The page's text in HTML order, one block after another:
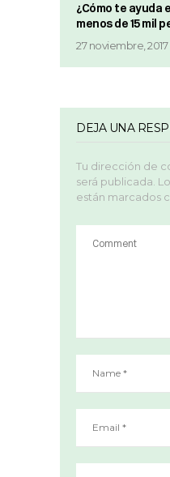
¿Cómo te ayuda
menos de 15 mil
27 noviembre, 2017
DEJA UNA
Tu dirección de
será publicada.
están marcados